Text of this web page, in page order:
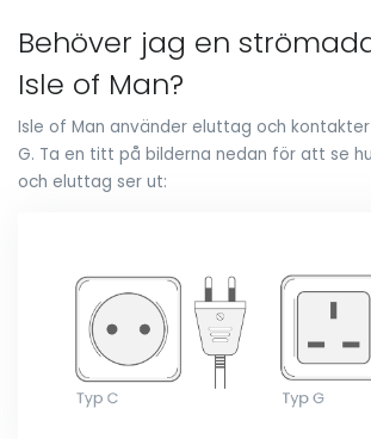
Behöver jag en
Isle of Man?
Isle of Man använder eluttag och
G. Ta en titt på bilderna nedan för att se
och eluttag ser ut: